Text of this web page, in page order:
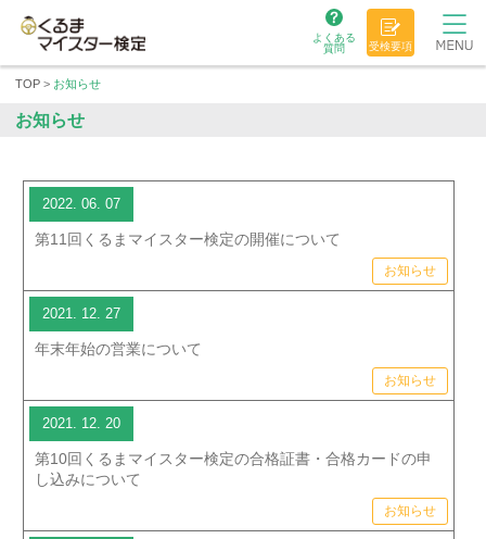
よくある
質問
受検要項
TOP > お知らせ
お知らせ
2022. 06. 07
第11回くるまマイスター検定の開催について
お知らせ
2021. 12. 27
年末年始の営業について
お知らせ
2021. 12. 20
第10回くるまマイスター検定の合格証書・合格カードの申
し込みについて
お知らせ